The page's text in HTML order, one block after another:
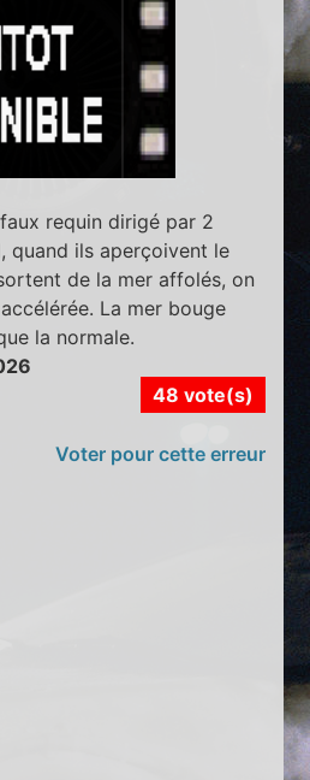
requin dirigé par 2
quand ils aperçoivent le
de la mer affolés, on
La mer bouge
la normale.
48 vote(s)
Voter pour cette erreur